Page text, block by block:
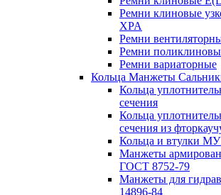
Ремни клиновые
XPA
Ремни
Ремни
Ремни вариаторные
Кольца Манжеты
Кольца
сечения
Кольца
сечения из
Кольца и втулки
Манжеты
ГОСТ 8752-79
Манжеты для
14896-84